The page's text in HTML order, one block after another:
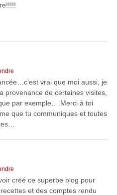
vrai que moi aussi, je
provenance de certaines visites,
par exemple….Merci à toi
que tu communiques et toutes
créé ce superbe blog pour
et des comptes rendu